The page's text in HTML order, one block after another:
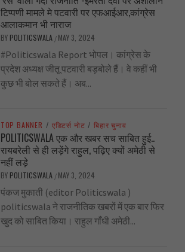
टिप्पणी मामले मे पटवारी पर एफआईआर,कांग्रेस
आलाकमान भी नाराज
BY POLITICSWALA / MAY 3, 2024
#Politicswala Report भोपल। कांग्रेस के
प्रदेश अध्यक्ष जीतू पटवारी बड़बोले हैं। वे कहीं भी
कुछ भी बोल सकते हैं। अब...
TOP BANNER / एडिटर्स नोट / बिहार चुनाव
POLITICSWALA एक और खबर सच साबित हुई..
रायबरेली से ही लड़ेंगे राहुल, पढ़िए क्यों अमेठी से
नहीं लड़े
BY POLITICSWALA / MAY 3, 2024
पंकज मुकाती (editor Politicswala )
politicswala ने राजनीतिक खबरों में एक बार फिर
खुद को साबित किया। राहुल गाँधी अमेठी...